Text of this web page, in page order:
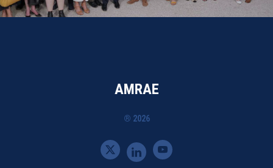
AMRAE
® 2026